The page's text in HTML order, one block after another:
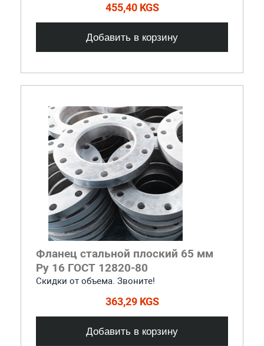
455,40 KGS
Добавить в корзину
Фланец стальной плоский 65 мм
Ру 16 ГОСТ 12820-80
Скидки от объема. Звоните!
363,29 KGS
Добавить в корзину